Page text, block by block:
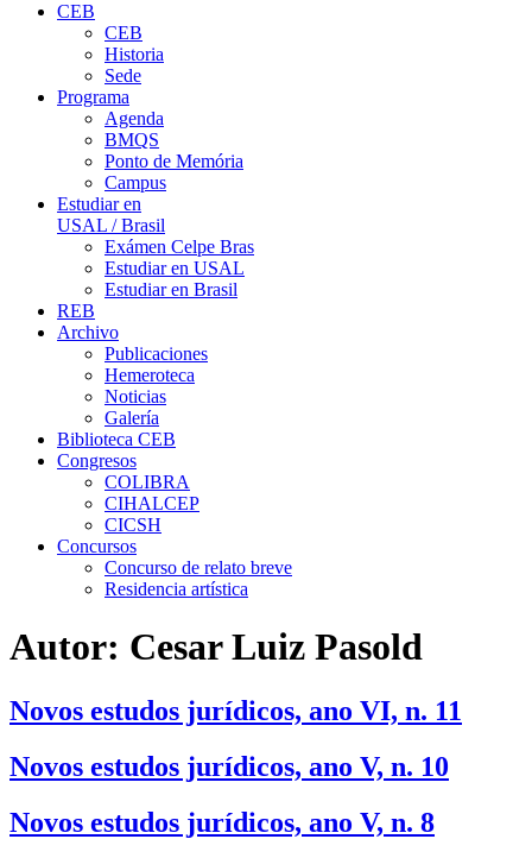
CEB
CEB
Historia
Sede
Programa
Agenda
BMQS
Ponto de Memória
Campus
Estudiar en
USAL / Brasil
Exámen Celpe Bras
Estudiar en USAL
Estudiar en Brasil
REB
Archivo
Publicaciones
Hemeroteca
Noticias
Galería
Biblioteca CEB
Congresos
COLIBRA
CIHALCEP
CICSH
Concursos
Concurso de relato breve
Residencia artística
Autor: Cesar Luiz Pasold
Novos estudos jurídicos, ano VI, n. 11
Novos estudos jurídicos, ano V, n. 10
Novos estudos jurídicos, ano V, n. 8